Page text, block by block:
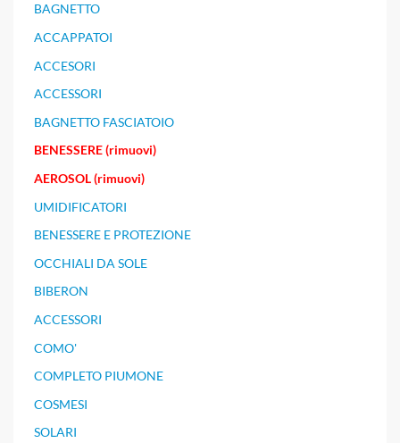
BAGNETTO
ACCAPPATOI
ACCESORI
ACCESSORI
BAGNETTO FASCIATOIO
BENESSERE (rimuovi)
AEROSOL (rimuovi)
UMIDIFICATORI
BENESSERE E PROTEZIONE
OCCHIALI DA SOLE
BIBERON
ACCESSORI
COMO'
COMPLETO PIUMONE
COSMESI
SOLARI